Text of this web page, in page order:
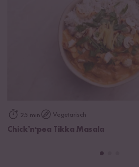
Reis-Wasser Tabelle als PDF herunterladen
Garantiebedingungen
25 min Vegetarisch
Chick’n‘pea Tikka Masala